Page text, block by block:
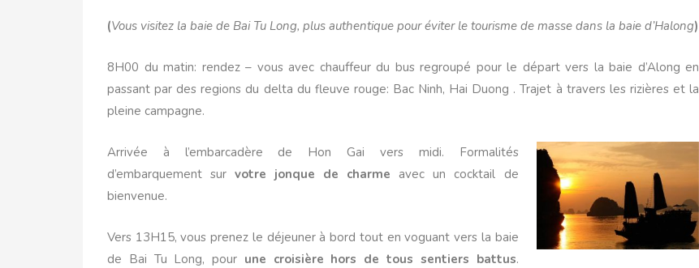
(Vous visitez la baie de Bai Tu Long, plus authentique pour éviter le tourisme de masse dans la baie d’Halong)
8H00 du matin: rendez – vous avec chauffeur du bus regroupé pour le départ vers la baie d’Along en
passant par des regions du delta du fleuve rouge: Bac Ninh, Hai Duong . Trajet à travers les rizières et la
pleine campagne.
Arrivée à l’embarcadère de Hon Gai vers midi. Formalités
d’embarquement survotre jonque de charme avec un cocktail de
bienvenue.
Vers 13H15, vous prenez le déjeuner à bord tout en voguant vers la baie
de Bai Tu Long, pour une croisière hors de tous sentiers battus.